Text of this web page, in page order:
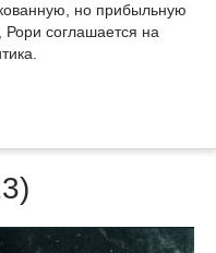
но прибыльную
соглашается на